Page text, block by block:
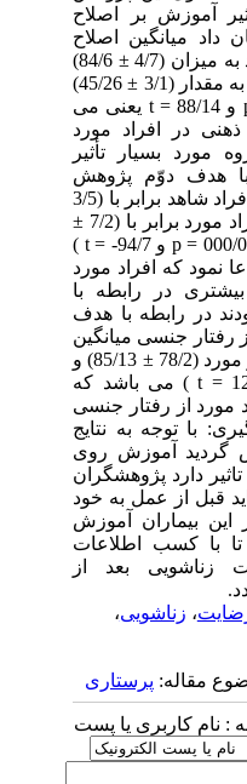
آموزش بر اصلاح
میانگین اصلاح
تصویر ذهنی در افراد شاهد به میزان (4/7 ± 84/6)
و این میزان در گروه مورد به مقدار (3/1 ± 45/26)
می باشد 05/0 < 000/0 = p و 88/14 = t یعنی می
در افراد مورد
بسیار تأثیر
هدف دوّم پژوهش
میانگین حمایت همسر در افراد شاهد برابر با (3/5
± 93/7) و این میزان در افراد مورد برابر با (7/2 ±
17/16) می باشد و (05/0 < 000/0 = p و 94/7- = t )
نمود که افراد مورد
در رابطه با
در رابطه با هدف
جنسی میانگین
افراد شاهد (48/3 ± 14/3) و مورد (78/2 ± 85/13) و
(05/0 < 000/0 = p و 12/14 = t ) می باشد که
از رفتار جنسی
با توجه به نتایج
آموزش روی
دارد پژوهشگران
قبل از عمل به خود
بیماران آموزش
تا با کسب اطلاعات
بعد از
،زناشویی،
مقاله:پرستاری
: نام کاربری یا پست